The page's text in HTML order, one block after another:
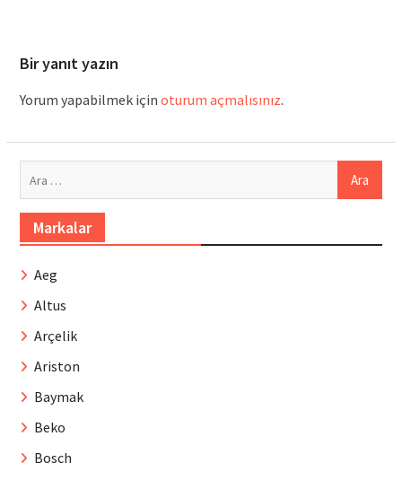
Bir yanıt yazın
Yorum yapabilmek için oturum açmalısınız.
Markalar
Aeg
Altus
Arçelik
Ariston
Baymak
Beko
Bosch